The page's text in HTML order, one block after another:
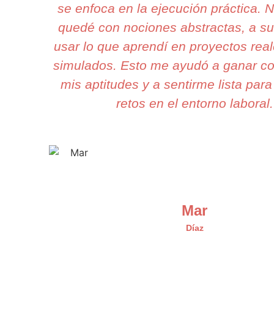
se enfoca en la ejecución práctica.
quedé con nociones abstractas, a
usar lo que aprendí en proyectos
simulados. Esto me ayudó a ganar
mis aptitudes y a sentirme lista
retos en el entorno laboral.
Mar
Díaz